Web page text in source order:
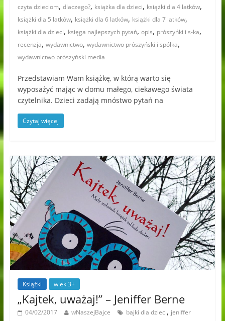
czyta dzieciom, dlaczego?, książka dla dzieci, książki dla 4 latków,
książki dla 5 latków, książki dla 6 latków, książki dla 7 latków,
książki dla dzieci, księga najlepszych pytań, opis, prószyńki i s-ka,
recenzja, wydawnictwo, wydawnictwo prószyński i spółka,
wydawnictwo prószyński media
Przedstawiam Wam książkę, w którą warto się
wyposażyć mając w domu małego, ciekawego świata
czytelnika. Dzieci zadają mnóstwo pytań na
Czytaj więcej
Książki wiek 3+
„Kajtek, uważaj!” – Jeniffer Berne
04/02/2017 wNaszejBajce bajki dla dzieci, jeniffer